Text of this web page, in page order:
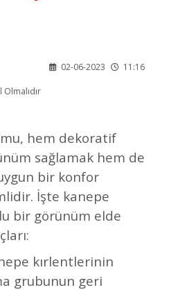
02-06-2023 11:16
hem dekoratif
sağlamak hem de
bir konfor
İşte kanepe
bir görünüm elde
kırlentlerinin
grubunun geri